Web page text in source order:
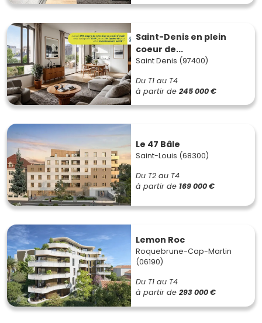
Saint-Denis en plein
coeur de...
Saint Denis (97400)
Du T1 au T4
à partir de 245 000 €
Le 47 Bâle
Saint-Louis (68300)
Du T2 au T4
à partir de 169 000 €
Lemon Roc
Roquebrune-Cap-Martin
(06190)
Du T1 au T4
à partir de 293 000 €